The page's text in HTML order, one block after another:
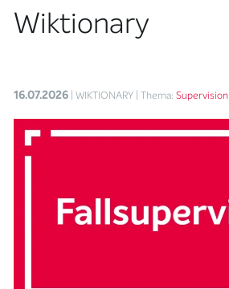
Wiktionary
16.07.2026 | WIKTIONARY | Thema:Supervision